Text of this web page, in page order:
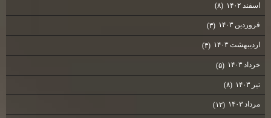
اسفند ۱۴۰۲ (۸)
فروردین ۱۴۰۳ (۳)
اردیبهشت ۱۴۰۳ (۳)
خرداد ۱۴۰۳ (۵)
تیر ۱۴۰۳ (۸)
مرداد ۱۴۰۳ (۱۲)